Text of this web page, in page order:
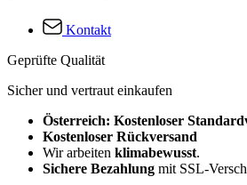
Kontakt
Geprüfte Qualität
Sicher und vertraut einkaufen
Österreich: Kostenloser
Kostenloser Rückversand
Wir arbeiten klimabewusst.
Sichere Bezahlung mit SSL-